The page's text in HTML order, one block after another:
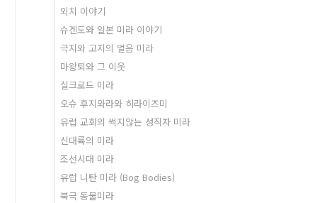
외치 이야기
슈겐도와 일본 미라 이야기
극지와 고지의 얼음 미라
마왕퇴와 그 이웃
실크로드 미라
오슈 후지와라와 히라이즈미
유럽 교회의 썩지않는 성직자 미라
신대륙의 미라
조선시대 미라
유럽 니탄 미라 (Bog Bodies)
북극 동물미라